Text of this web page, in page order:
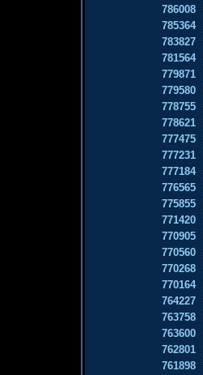
786008
785364
783827
781564
779871
779580
778755
778621
777475
777231
777184
776565
775855
771420
770905
770560
770268
770164
764227
763758
763600
762801
761898